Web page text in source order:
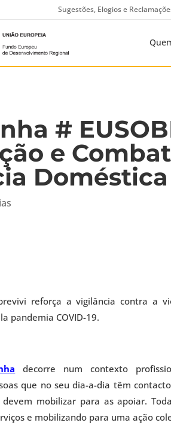
Sugestões, Elogios e
#
e
Doméstica
reforça a vigilância contra a
pandemia COVID-19.
decorre num contexto
que no seu dia-a-dia têm
mobilizar para as apoiar.
e mobilizando para uma ação